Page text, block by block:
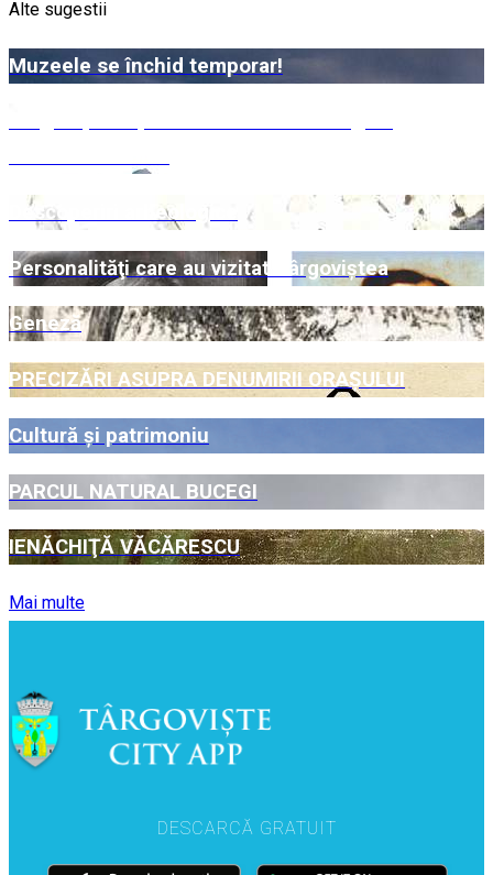
Alte sugestii
Muzeele se închid temporar!
Descoperiri arheologice
Personalităţi care au vizitat Târgoviştea
Geneză
PRECIZĂRI ASUPRA DENUMIRII ORAŞULUI
Cultură şi patrimoniu
PARCUL NATURAL BUCEGI
IENĂCHIŢĂ VĂCĂRESCU
Mai multe
DESCARCĂ GRATUIT